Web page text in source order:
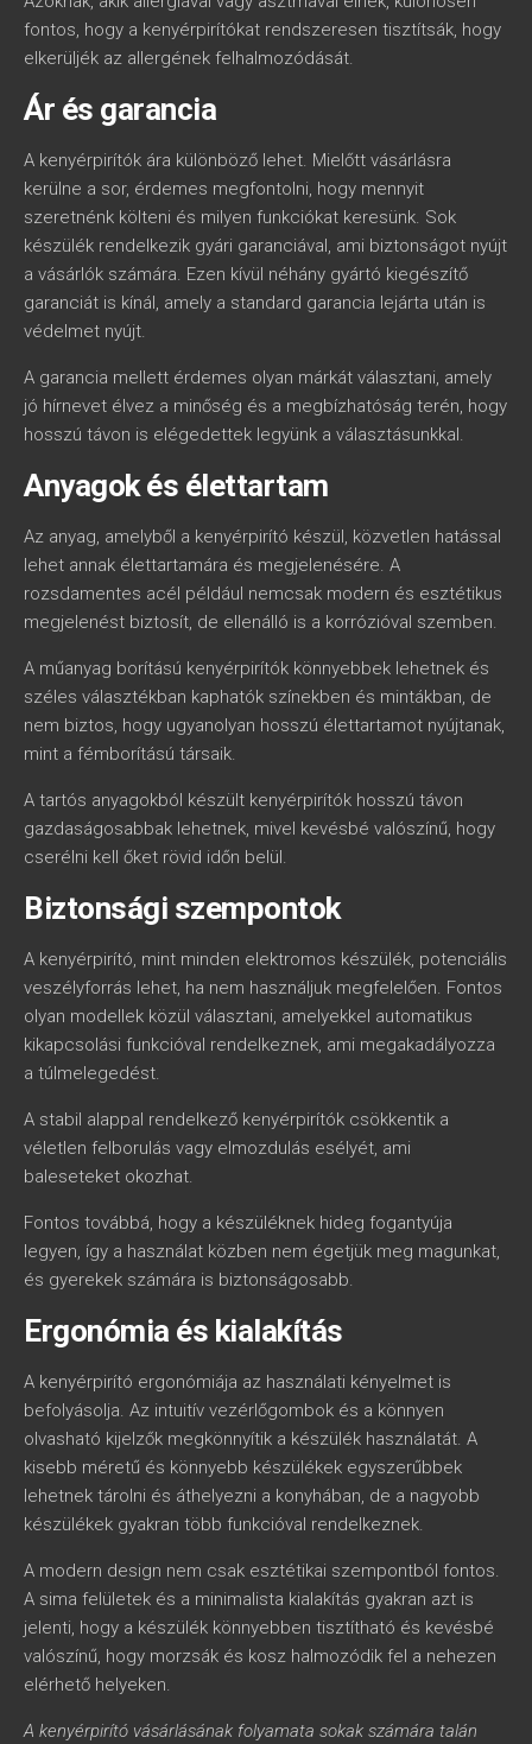
fontos, hogy a kenyérpirítókat rendszeresen tisztítsák, hogy
elkerüljék az allergének felhalmozódását.
Ár és garancia
A kenyérpirítók ára különböző lehet. Mielőtt vásárlásra
kerülne a sor, érdemes megfontolni, hogy mennyit
szeretnénk költeni és milyen funkciókat keresünk. Sok
készülék rendelkezik gyári garanciával, ami biztonságot nyújt
a vásárlók számára. Ezen kívül néhány gyártó kiegészítő
garanciát is kínál, amely a standard garancia lejárta után is
védelmet nyújt.
A garancia mellett érdemes olyan márkát választani, amely
jó hírnevet élvez a minőség és a megbízhatóság terén, hogy
hosszú távon is elégedettek legyünk a választásunkkal.
Anyagok és élettartam
Az anyag, amelyből a kenyérpirító készül, közvetlen hatással
lehet annak élettartamára és megjelenésére. A
rozsdamentes acél például nemcsak modern és esztétikus
megjelenést biztosít, de ellenálló is a korrózióval szemben.
A műanyag borítású kenyérpirítók könnyebbek lehetnek és
széles választékban kaphatók színekben és mintákban, de
nem biztos, hogy ugyanolyan hosszú élettartamot nyújtanak,
mint a fémborítású társaik.
A tartós anyagokból készült kenyérpirítók hosszú távon
gazdaságosabbak lehetnek, mivel kevésbé valószínű, hogy
cserélni kell őket rövid időn belül.
Biztonsági szempontok
A kenyérpirító, mint minden elektromos készülék, potenciális
veszélyforrás lehet, ha nem használjuk megfelelően. Fontos
olyan modellek közül választani, amelyekkel automatikus
kikapcsolási funkcióval rendelkeznek, ami megakadályozza
a túlmelegedést.
A stabil alappal rendelkező kenyérpirítók csökkentik a
véletlen felborulás vagy elmozdulás esélyét, ami
baleseteket okozhat.
Fontos továbbá, hogy a készüléknek hideg fogantyúja
legyen, így a használat közben nem égetjük meg magunkat,
és gyerekek számára is biztonságosabb.
Ergonómia és kialakítás
A kenyérpirító ergonómiája az használati kényelmet is
befolyásolja. Az intuitív vezérlőgombok és a könnyen
olvasható kijelzők megkönnyítik a készülék használatát. A
kisebb méretű és könnyebb készülékek egyszerűbbek
lehetnek tárolni és áthelyezni a konyhában, de a nagyobb
készülékek gyakran több funkcióval rendelkeznek.
A modern design nem csak esztétikai szempontból fontos.
A sima felületek és a minimalista kialakítás gyakran azt is
jelenti, hogy a készülék könnyebben tisztítható és kevésbé
valószínű, hogy morzsák és kosz halmozódik fel a nehezen
elérhető helyeken.
A kenyérpirító vásárlásának folyamata sokak számára talán